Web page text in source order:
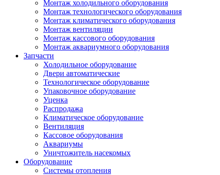
Монтаж холодильного оборудования
Монтаж технологического оборудования
Монтаж климатического оборудования
Монтаж вентиляции
Монтаж кассового оборудования
Монтаж аквариумного оборудования
Запчасти
Холодильное оборудование
Двери автоматические
Технологическое оборудование
Упаковочное оборудование
Уценка
Распродажа
Климатическое оборудование
Вентиляция
Кассовое оборудования
Аквариумы
Уничтожитель насекомых
Оборудование
Системы отопления